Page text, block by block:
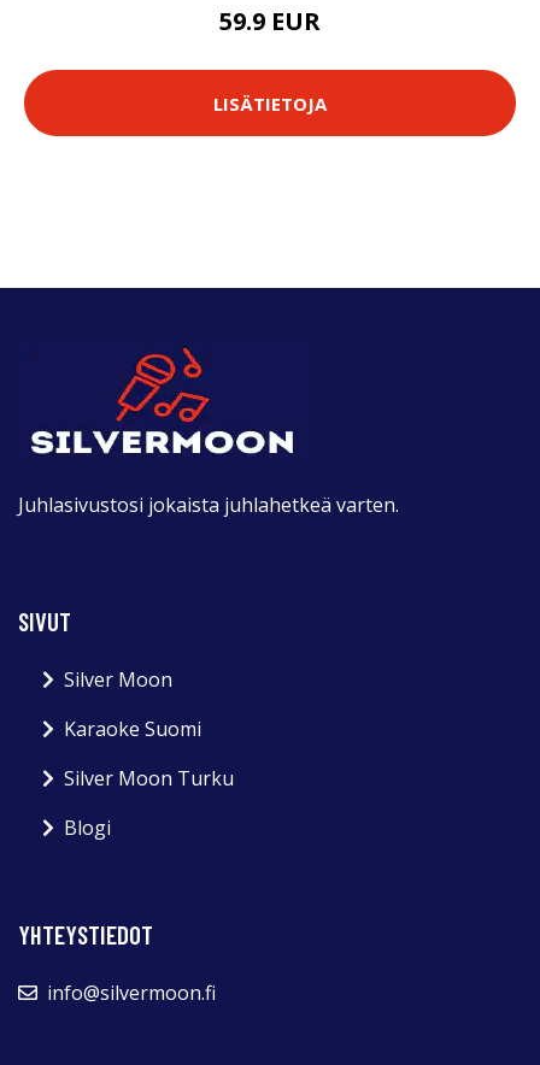
59.9 EUR
LISÄTIETOJA
Juhlasivustosi jokaista juhlahetkeä varten.
SIVUT
Silver Moon
Karaoke Suomi
Silver Moon Turku
Blogi
YHTEYSTIEDOT
info@silvermoon.fi